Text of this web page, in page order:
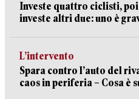
Investe quattro ciclisti,
investe altri due: uno è
L’intervento
Spara contro l’auto del
caos in periferia – Cosa è